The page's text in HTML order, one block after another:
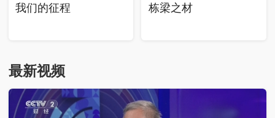
我们的征程 栋梁之材
最新视频